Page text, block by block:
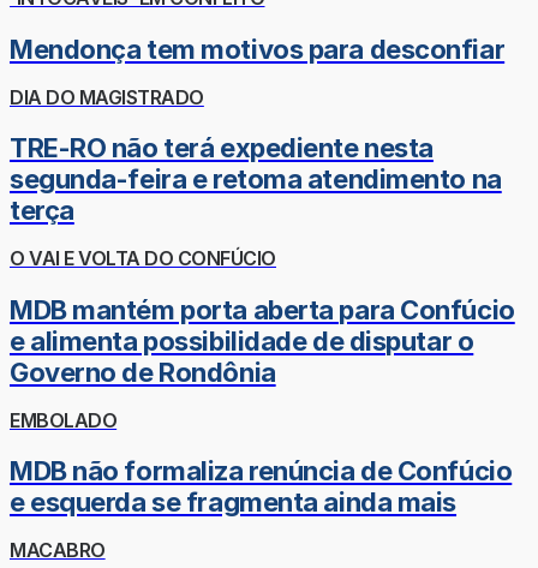
Mendonça tem motivos para desconfiar
DIA DO MAGISTRADO
TRE-RO não terá expediente nesta
segunda-feira e retoma atendimento na
terça
O VAI E VOLTA DO CONFÚCIO
MDB mantém porta aberta para Confúcio
e alimenta possibilidade de disputar o
Governo de Rondônia
EMBOLADO
MDB não formaliza renúncia de Confúcio
e esquerda se fragmenta ainda mais
MACABRO